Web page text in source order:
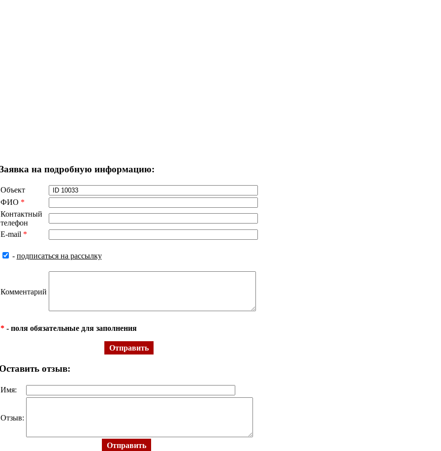
на подробную информацию:
Объект
ФИО *
Контактный
телефон
E-mail *
- подписаться на рассылку
Комментарий
*- поля обязательные для заполнения
Отправить
Оставить отзыв:
Имя:
Отзыв:
Отправить